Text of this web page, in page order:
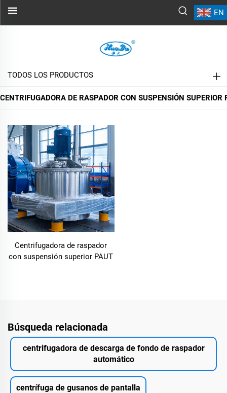
EN
CENTRIFUGADORA DE RASPADOR
CON SUSPENSIÓN SUPERIOR PAUT
TODOS LOS PRODUCTOS
CENTRIFUGADORA DE RASPADOR CON SUSPENSIÓN SUPERIOR
Centrifugadora de raspador
con suspensión superior PAUT
Búsqueda relacionada
centrifugadora de descarga de fondo de raspador
automático
centrífuga de gusanos de pantalla